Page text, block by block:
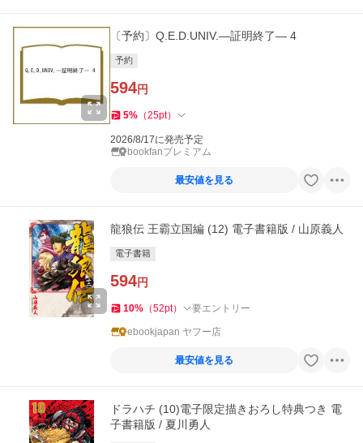
〔予約〕Q.E.D.UNIV.―証明終了― 4
予約
594円
5% （25pt）
2026/8/17に発売予定
bookfanプレミアム
最安値を見る
龍狼伝 王霸立国編 (12) 電子書籍版 / 山原義人
電子書籍
594円
10% （52pt） 要エントリー
ebookjapan ヤフー店
最安値を見る
ドラハチ (10)電子限定描きおろし特典つき 電
子書籍版 / 夏川勇人